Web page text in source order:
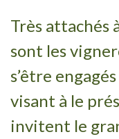
Très attachés
sont les
s’être
visant à le
invitent le